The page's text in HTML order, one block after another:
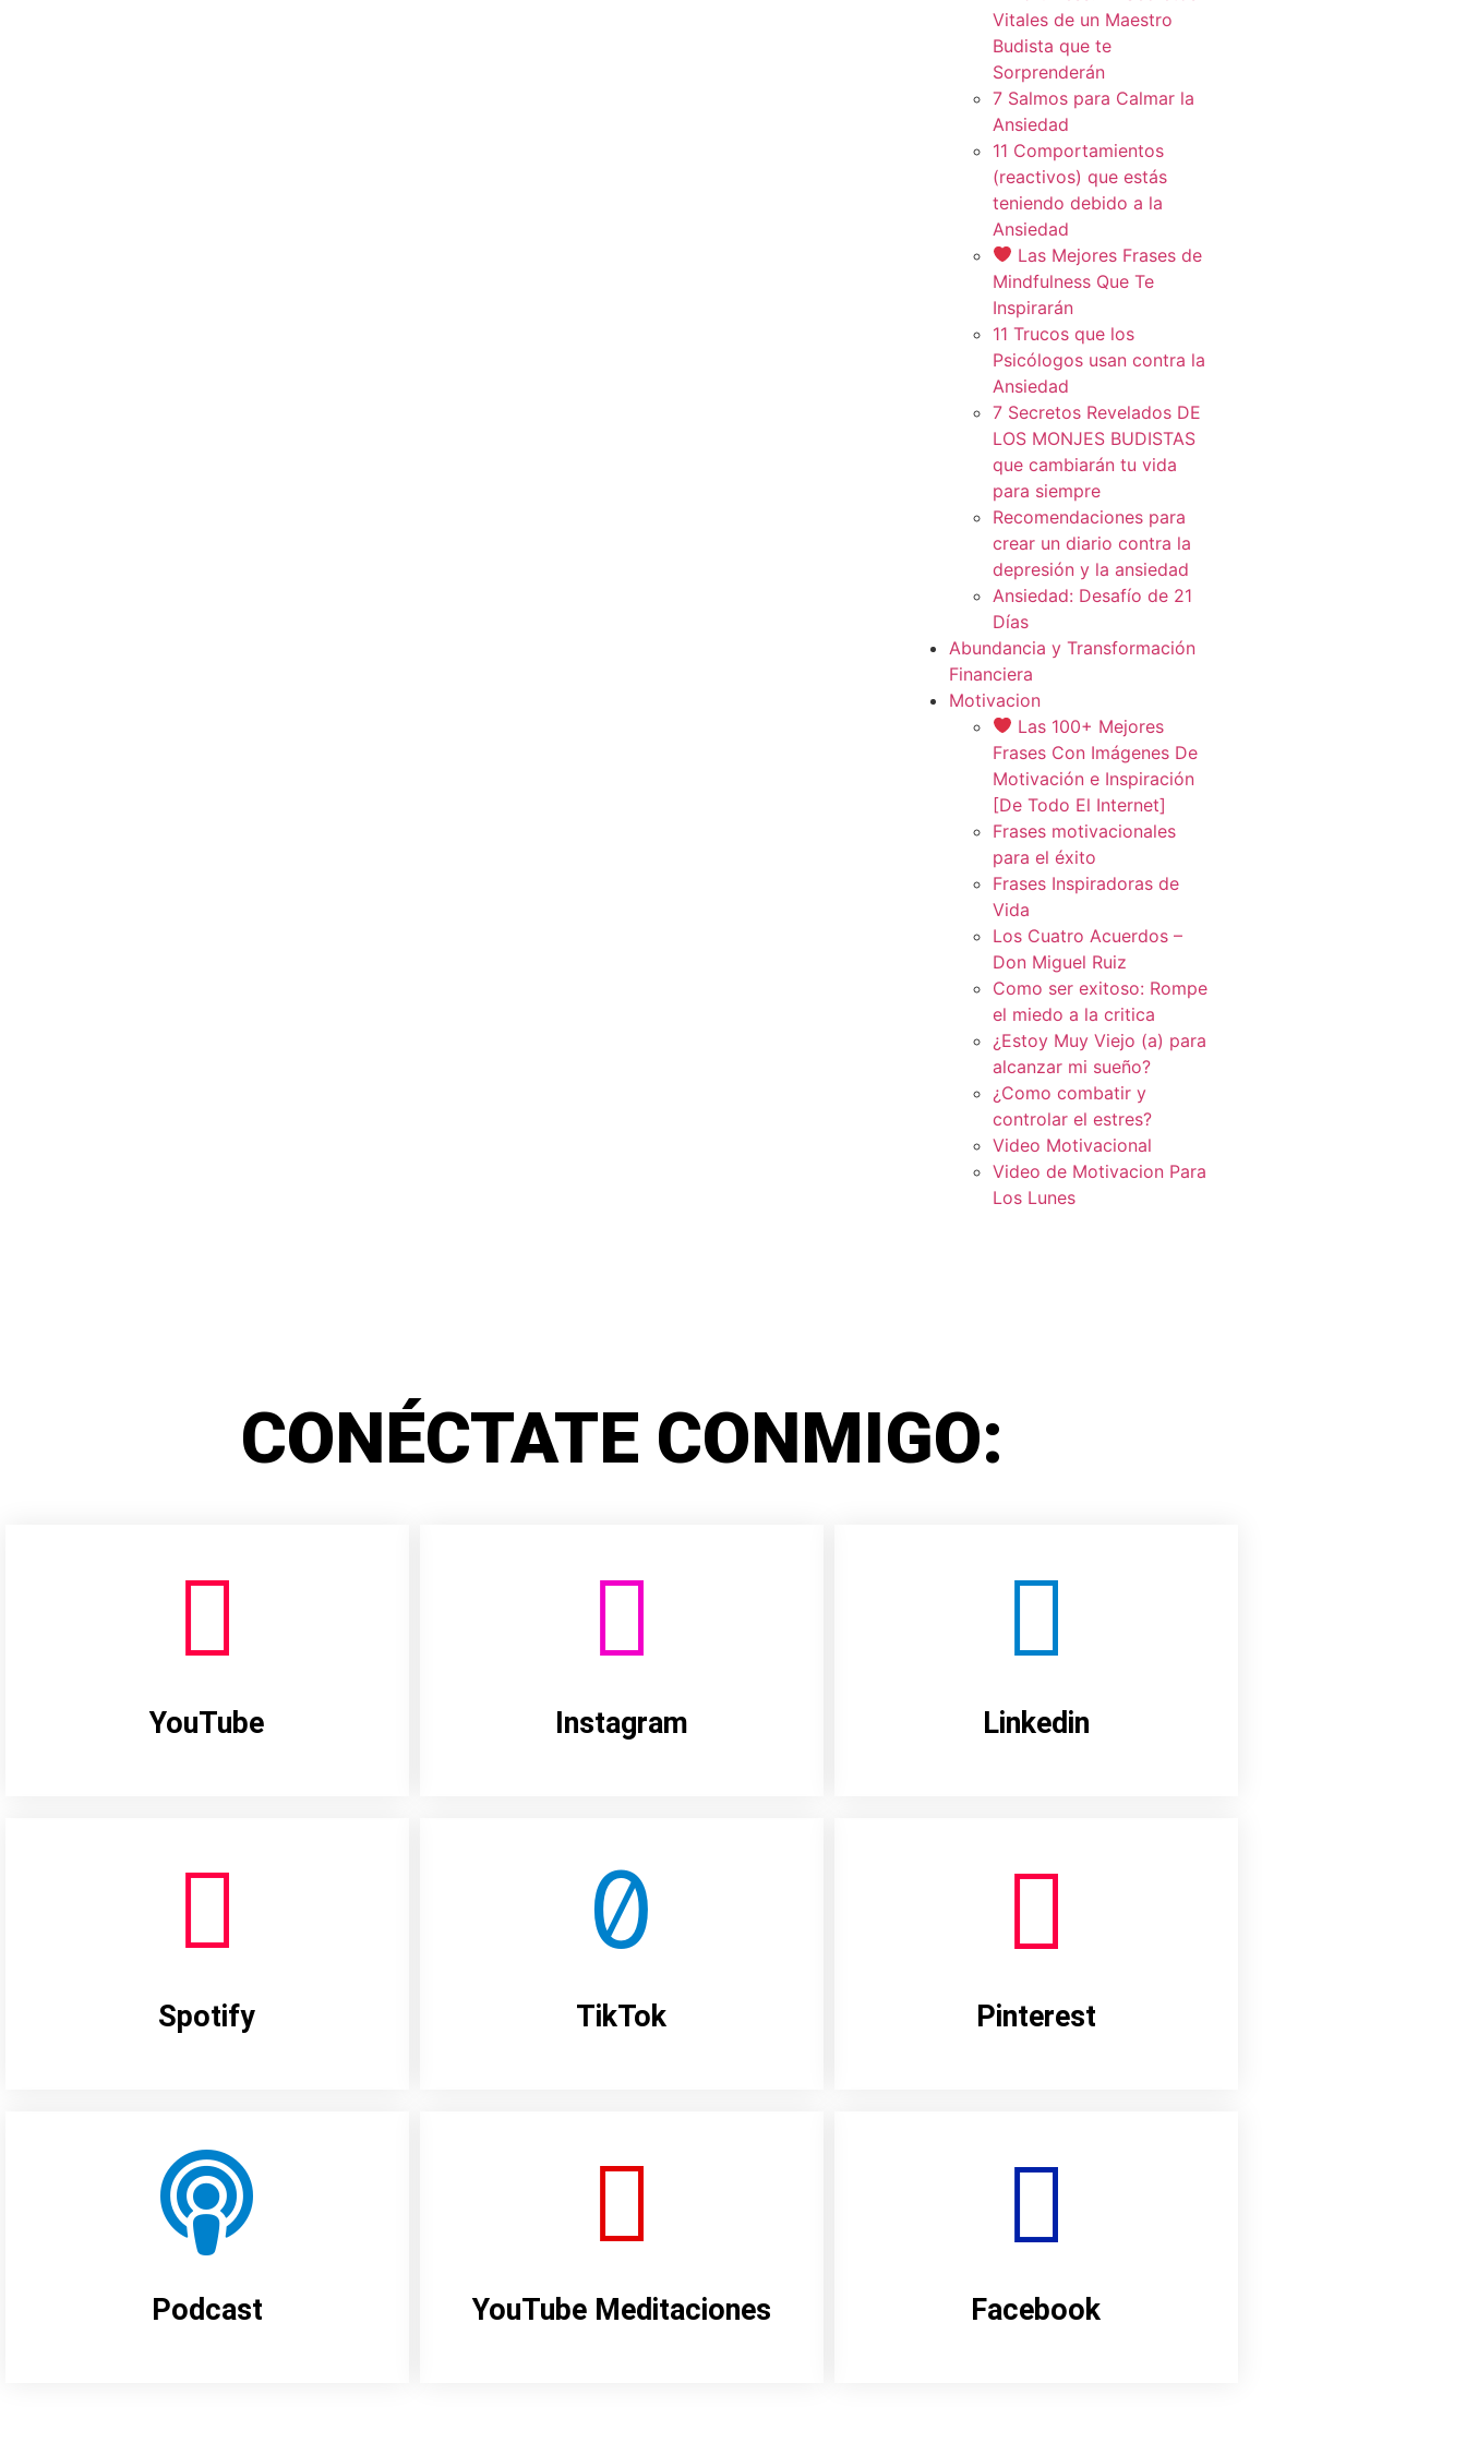
Vitales de un Maestro
Budista que te
Sorprenderán
7 Salmos para Calmar la
Ansiedad
11 Comportamientos
(reactivos) que estás
teniendo debido a la
Ansiedad
Las Mejores Frases de
Mindfulness Que Te
Inspirarán
11 Trucos que los
Psicólogos usan contra la
Ansiedad
7 Secretos Revelados DE
LOS MONJES BUDISTAS
que cambiarán tu vida
para siempre
Recomendaciones para
crear un diario contra la
depresión y la ansiedad
Ansiedad: Desafío de 21
Días
Abundancia y Transformación
Financiera
Motivacion
Las 100+ Mejores
Frases Con Imágenes De
Motivación e Inspiración
[De Todo El Internet]
Frases motivacionales
para el éxito
Frases Inspiradoras de
Vida
Los Cuatro Acuerdos –
Don Miguel Ruiz
Como ser exitoso: Rompe
el miedo a la critica
¿Estoy Muy Viejo (a) para
alcanzar mi sueño?
¿Como combatir y
controlar el estres?
Video Motivacional
Video de Motivacion Para
Los Lunes
CONÉCTATE CONMIGO:
YouTube Instagram Linkedin
Spotify TikTok Pinterest
Podcast YouTube Meditaciones Facebook